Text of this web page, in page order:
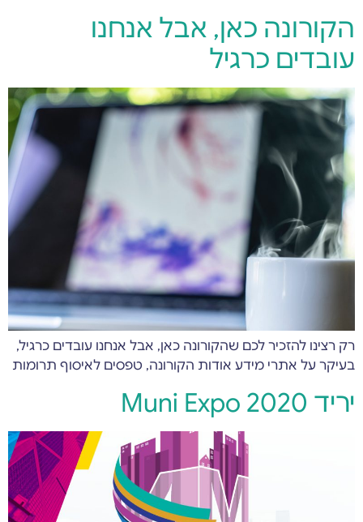
הקורונה כאן, אבל אנחנו
עובדים כרגיל
רק רצינו להזכיר לכם שהקורונה כאן, אבל אנחנו עובדים כרגיל,
בעיקר על אתרי מידע אודות הקורונה, טפסים לאיסוף תרומות
יריד Muni Expo 2020